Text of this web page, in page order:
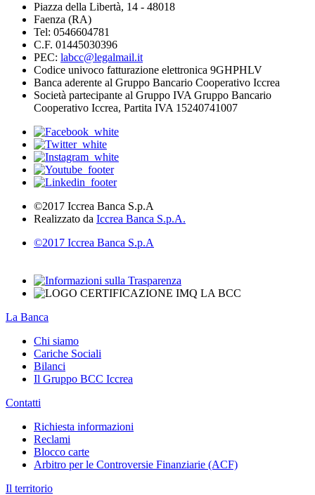
Piazza della Libertà, 14 - 48018
Faenza (RA)
Tel: 0546604781
C.F. 01445030396
PEC: labcc@legalmail.it
Codice univoco fatturazione elettronica 9GHPHLV
Banca aderente al Gruppo Bancario Cooperativo Iccrea
Società partecipante al Gruppo IVA Gruppo Bancario
Cooperativo Iccrea, Partita IVA 15240741007
©2017 Iccrea Banca S.p.A
Realizzato da Iccrea Banca S.p.A.
©2017 Iccrea Banca S.p.A
La Banca
Chi siamo
Cariche Sociali
Bilanci
Il Gruppo BCC Iccrea
Contatti
Richiesta informazioni
Reclami
Blocco carte
Arbitro per le Controversie Finanziarie (ACF)
Il territorio